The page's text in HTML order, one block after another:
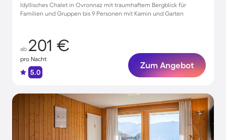
Idyllisches Chalet in Ovronnaz mit traumhaftem Bergblick für
Familien und Gruppen bis 9 Personen mit Kamin und Garten
ab 201 €
pro Nacht
5.0
Zum Angebot